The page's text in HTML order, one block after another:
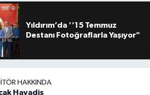
Yıldırım’da ''15 Temmuz
Destanı Fotoğraflarla Yaşıyor"
HAKKINDA
Havadis